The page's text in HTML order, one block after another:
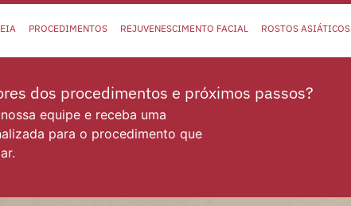
PROCEDIMENTOS REJUVENESCIMENTO FACIAL ROSTOS ASIÁTICOS
dos procedimentos e próximos passos?
equipe e receba uma
para o procedimento que